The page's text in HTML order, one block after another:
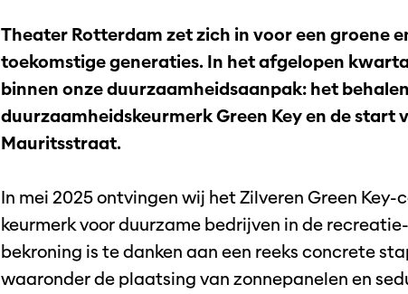
Theater Rotterdam zet zich in voor een groene
toekomstige generaties. In het afgelopen
binnen onze duurzaamheidsaanpak: het
duurzaamheidskeurmerk Green Key en de start
Mauritsstraat.
In mei 2025 ontvingen wij het Zilveren Green
keurmerk voor duurzame bedrijven in de
bekroning is te danken aan een reeks concrete
waaronder de plaatsing van zonnepanelen en